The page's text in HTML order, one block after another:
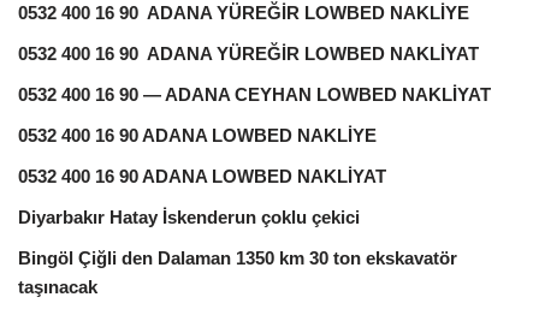
0532 400 16 90 ADANA YÜREĞİR LOWBED NAKLİYE
0532 400 16 90 ADANA YÜREĞİR LOWBED NAKLİYAT
0532 400 16 90 — ADANA CEYHAN LOWBED NAKLİYAT
0532 400 16 90 ADANA LOWBED NAKLİYE
0532 400 16 90 ADANA LOWBED NAKLİYAT
Diyarbakır Hatay İskenderun çoklu çekici
Bingöl Çiğli den Dalaman 1350 km 30 ton ekskavatör
taşınacak